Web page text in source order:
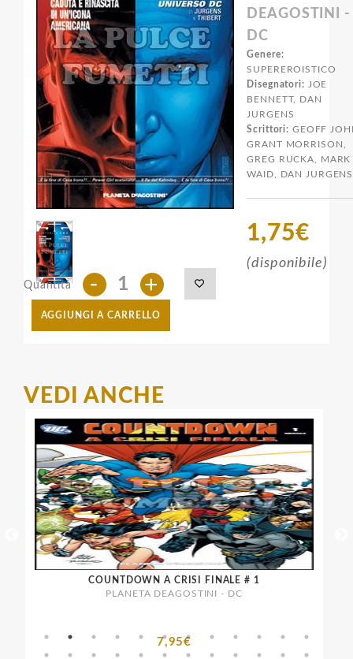
DEAGOSTINI -
DC
Genere:
SUPEREROISTICO
Disegnatori: JOE
BENNETT, DAN
JURGENS
Scrittori: GEOFF
GRANT MORRISON,
GREG RUCKA, MARK
WAID, DAN JURGENS
1,75€
(disponibile)
Quantità - +
AGGIUNGI A CARRELLO
VEDI ANCHE
COUNTDOWN A CRISI FINALE # 1
PLANETA DEAGOSTINI - DC
7,95€